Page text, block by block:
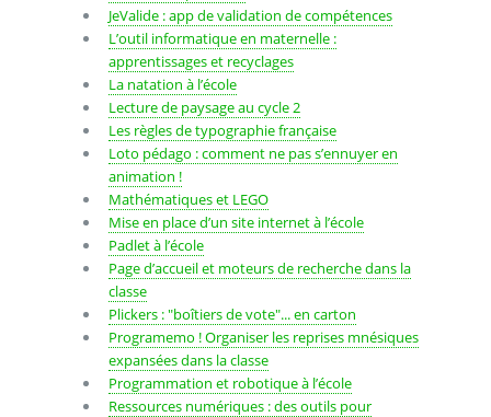
JeValide : app de validation de compétences
L’outil informatique en maternelle :
apprentissages et recyclages
La natation à l’école
Lecture de paysage au cycle 2
Les règles de typographie française
Loto pédago : comment ne pas s’ennuyer en
animation !
Mathématiques et LEGO
Mise en place d’un site internet à l’école
Padlet à l’école
Page d’accueil et moteurs de recherche dans la
classe
Plickers : "boîtiers de vote"... en carton
Programemo ! Organiser les reprises mnésiques
expansées dans la classe
Programmation et robotique à l’école
Ressources numériques : des outils pour